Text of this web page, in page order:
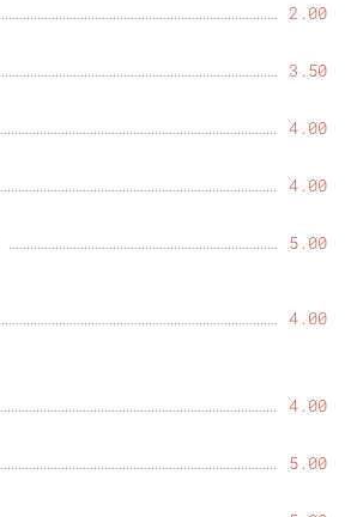
2.00
3.50
4.00
4.00
5.00
4.00
4.00
5.00